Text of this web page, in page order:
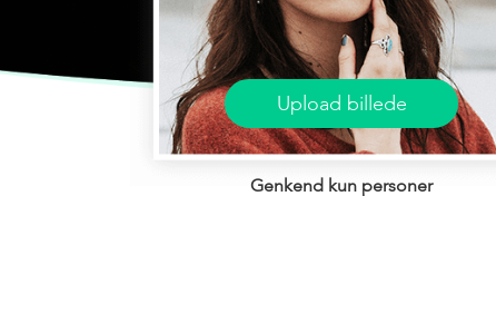
Upload billede
Genkend kun personer